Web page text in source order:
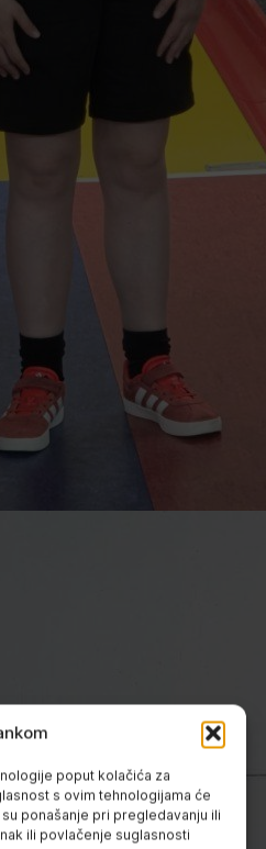
poput kolačića za
s ovim tehnologijama će
ponašanje pri pregledavanju ili
ili povlačenje suglasnosti